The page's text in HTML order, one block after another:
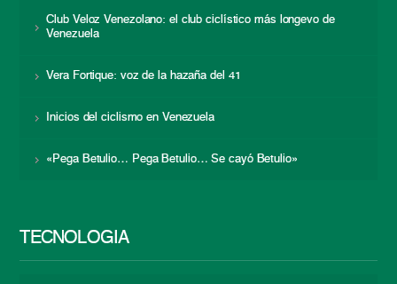
Club Veloz Venezolano: el club ciclístico más longevo de
Venezuela
Vera Fortique: voz de la hazaña del 41
Inicios del ciclismo en Venezuela
«Pega Betulio… Pega Betulio… Se cayó Betulio»
TECNOLOGÍA